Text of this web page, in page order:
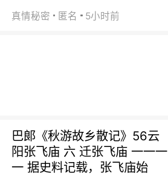
真情秘密 匿名 5小时前
巴郞《秋游故乡散记》56云
阳张飞庙 六 迁张飞庙 一一一
一 据史料记载，张飞庙始